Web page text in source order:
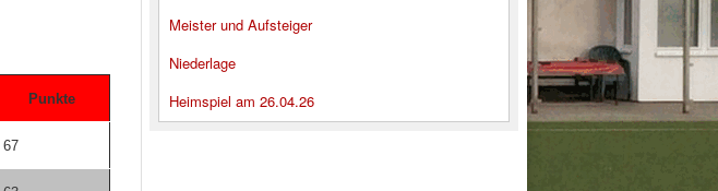
Punkte
67
Meister und Aufsteiger
Niederlage
Heimspiel am 26.04.26